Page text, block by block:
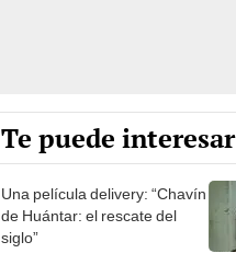
Te puede interesar
Una película delivery: “Chavín
de Huántar: el rescate del
siglo”